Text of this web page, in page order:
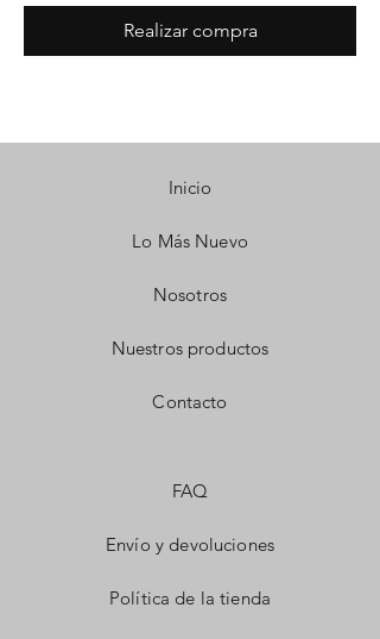
Realizar compra
Inicio
Lo Más Nuevo
Nosotros
Nuestros productos
Contacto
FAQ
Envío y devoluciones
Política de la tienda